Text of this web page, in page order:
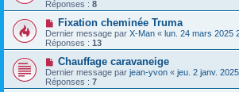
Réponses : 8
Fixation cheminée Truma
Dernier message par X-Man « lun. 24 mars 2025
Réponses : 13
Chauffage caravaneige
Dernier message par jean-yvon « jeu. 2 janv.
Réponses : 7